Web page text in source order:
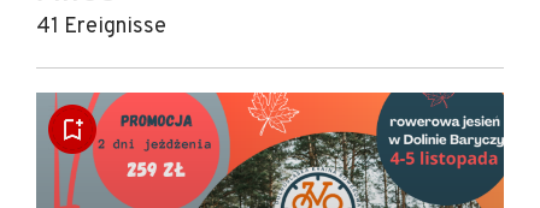
41 Ereignisse